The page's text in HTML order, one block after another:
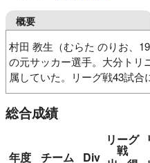
概要
村田 教生（むらた のりお、
の元サッカー選手。大分トリ
属していた。リーグ戦43試合
水戸ホーリーホック
デンソー
総合成績
年度 チーム Div
リーグ
戦